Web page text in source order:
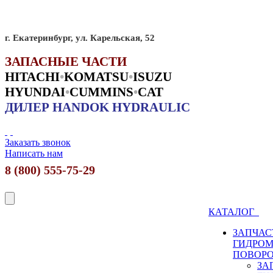
г. Екатеринбург, ул. Карельская, 52
ЗАПАСНЫЕ ЧАСТИ
HITACHI•KOMATSU•ISUZU
HYUNDAI•CUMMINS•CAT
ДИЛЕР HANDOK HYDRAULIC
Заказать звонок
Написать нам
8 (800) 555-75-29
КАТАЛОГ